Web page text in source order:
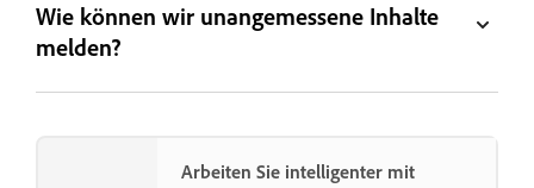
Wie können wir unangemessene Inhalte
melden?
Arbeiten Sie intelligenter mit